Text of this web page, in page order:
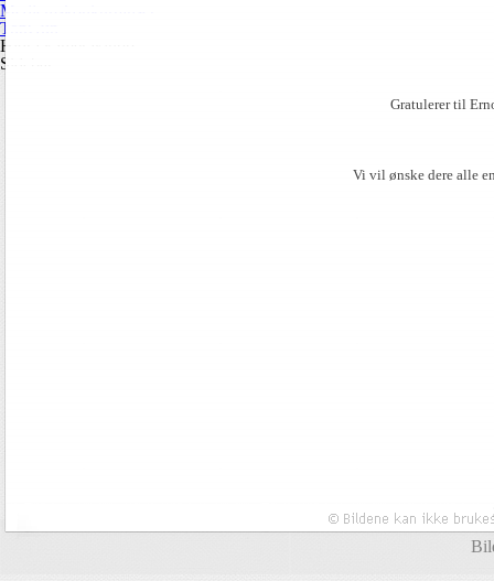
Medlemskonkurranser
TopGun
Hidra kameraklubb
Sidebar
Gratulerer til
Vi vil ønske dere alle